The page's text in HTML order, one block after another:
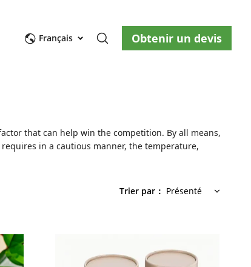
nous Blog Nous contacter
Français Obtenir un devis
that can help win the competition. By all means,
in a cautious manner, the temperature,
Trier par ： Présenté